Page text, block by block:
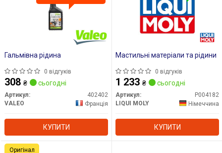
Гальмівна рідина
0 відгуків
308 ₴ сьогодні
Артикул:
402402
VALEO
Франція
КУПИТИ
Мастильні матеріали та рідини
0 відгуків
1 233 ₴ сьогодні
Артикул:
P004182
LIQUI MOLY
Німеччина
КУПИТИ
Оригінал